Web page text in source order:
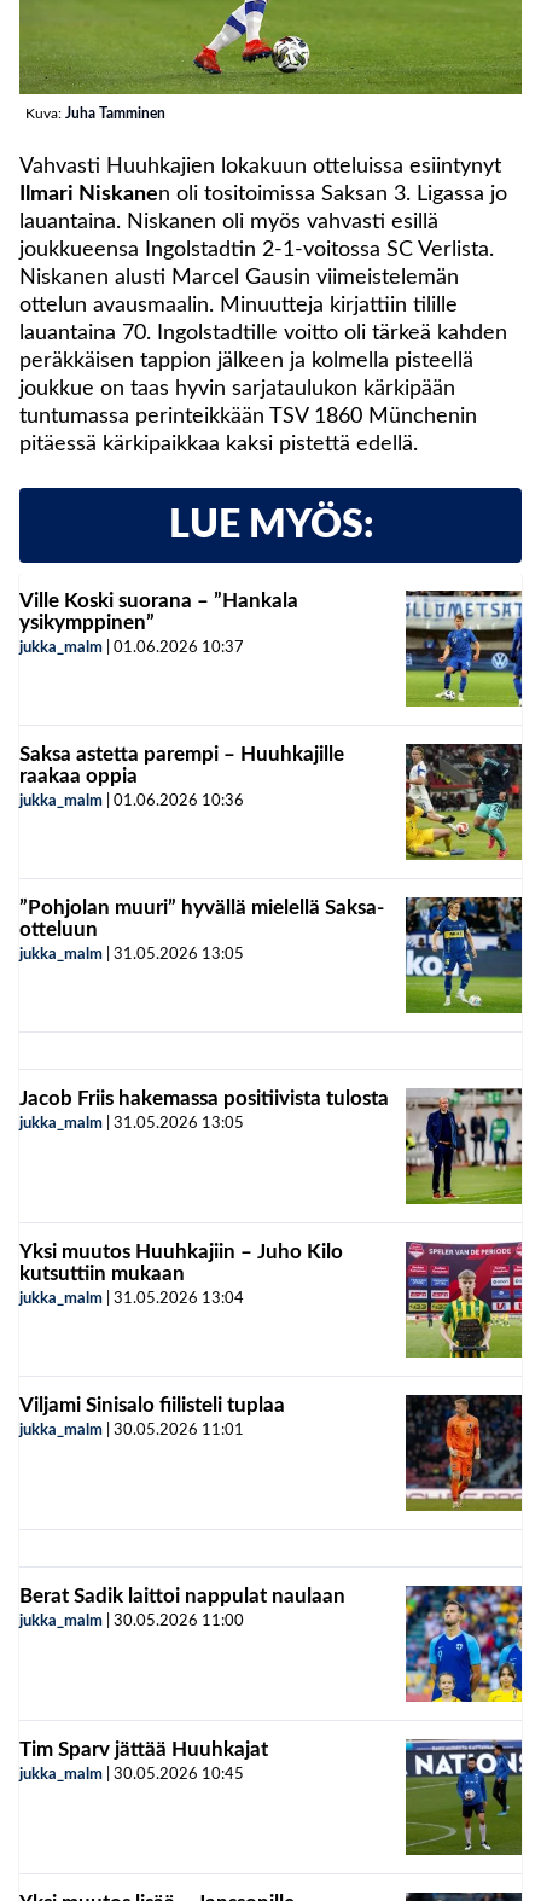
Kuva: Juha Tamminen
Vahvasti Huuhkajien lokakuun otteluissa esiintynyt
Ilmari Niskanen oli tositoimissa Saksan 3. Ligassa jo
lauantaina. Niskanen oli myös vahvasti esillä
joukkueensa Ingolstadtin 2-1-voitossa SC Verlista.
Niskanen alusti Marcel Gausin viimeistelemän
ottelun avausmaalin. Minuutteja kirjattiin tilille
lauantaina 70. Ingolstadtille voitto oli tärkeä kahden
peräkkäisen tappion jälkeen ja kolmella pisteellä
joukkue on taas hyvin sarjataulukon kärkipään
tuntumassa perinteikkään TSV 1860 Münchenin
pitäessä kärkipaikkaa kaksi pistettä edellä.
LUE MYÖS:
Ville Koski suorana – ”Hankala
ysikymppinen”
jukka_malm 01.06.2026 10:37
Saksa astetta parempi – Huuhkajille
raakaa oppia
jukka_malm 01.06.2026 10:36
”Pohjolan muuri” hyvällä mielellä Saksa-
otteluun
jukka_malm 31.05.2026 13:05
Jacob Friis hakemassa positiivista tulosta
jukka_malm 31.05.2026 13:05
Yksi muutos Huuhkajiin – Juho Kilo
kutsuttiin mukaan
jukka_malm 31.05.2026 13:04
Viljami Sinisalo fiilisteli tuplaa
jukka_malm 30.05.2026 11:01
Berat Sadik laittoi nappulat naulaan
jukka_malm 30.05.2026 11:00
Tim Sparv jättää Huuhkajat
jukka_malm 30.05.2026 10:45